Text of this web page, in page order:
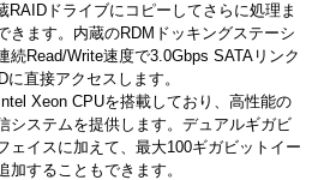
RAIDドライブにコピーしてさらに処理ま
きます。内蔵のRDMドッキングステーシ
続Read/Write速度で3.0Gbps SATAリンク
直接アクセスします。
Xeon CPUを搭載しており、高性能の
システムを提供します。デュアルギガビ
ェイスに加えて、最大100ギガビットイー
することもできます。